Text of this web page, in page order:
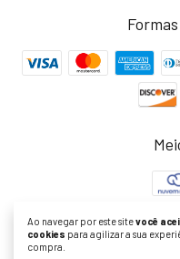
Ao navegar por este sitevocê
cookies para agilizar a sua
compra.